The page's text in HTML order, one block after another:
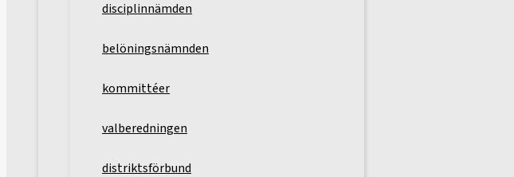
disciplinnämden
belöningsnämnden
kommittéer
valberedningen
distriktsförbund